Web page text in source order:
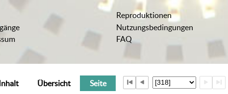
Reproduktionen
Nutzungsbedingungen
FAQ
Übersicht Seite